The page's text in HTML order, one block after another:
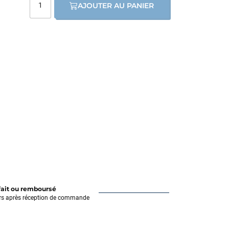
AJOUTER AU PANIER
ou remboursé
après réception de commande